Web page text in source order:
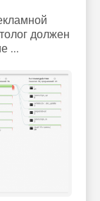
должен
...